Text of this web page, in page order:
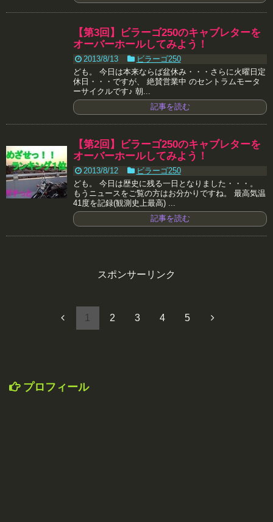
【第3回】ビラーゴ250のキャブレターを
オーバーホールしてみよう！
2013/8/13
ビラーゴ250
ども。 今日は本来ならば盆休み・・・さらに火曜日定
休日・・・ですが、 絶賛営業中 のセントラムモータ
ーサイクルです♪ 朝...
記事を読む
【第2回】ビラーゴ250のキャブレターを
オーバーホールしてみよう！
2013/8/12
ビラーゴ250
ども。 今日は歴史に残る一日となりました・・・。
もうニュースをご覧の方はお分かりですね。 最高気温
41度を記録(観測史上最高) ...
記事を読む
スポンサーリンク
1 2 3 4 5
プロフィール